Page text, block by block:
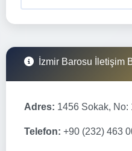
İzmir Barosu İletişim
Adres: 1456 Sokak, No:
Telefon: +90 (232) 463